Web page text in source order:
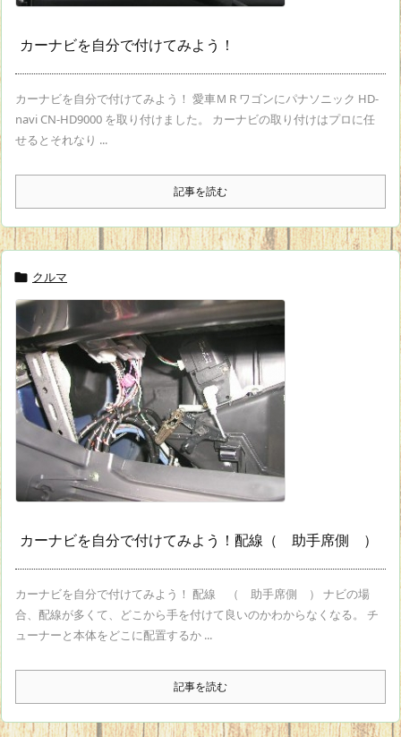
カーナビを自分で付けてみよう！
カーナビを自分で付けてみよう！ 愛車ＭＲワゴンにパナソニック HD-
navi CN-HD9000 を取り付けました。 カーナビの取り付けはプロに任
せるとそれなり ...
記事を読む
 クルマ
カーナビを自分で付けてみよう！配線（ 助手席側 ）
カーナビを自分で付けてみよう！ 配線 （ 助手席側 ） ナビの場
合、配線が多くて、どこから手を付けて良いのかわからなくなる。 チ
ューナーと本体をどこに配置するか ...
記事を読む